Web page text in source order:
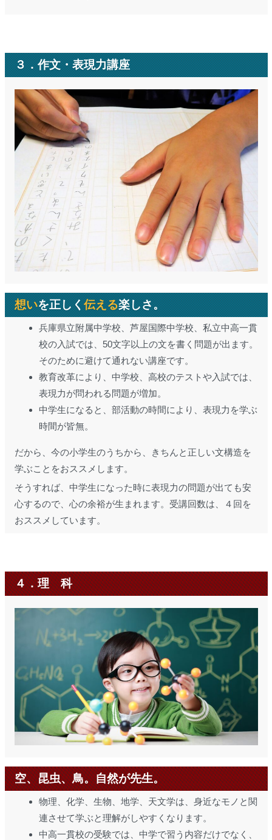
３．作文・表現力講座
想いを正しく伝える楽しさ。
兵庫県立附属中学校、芦屋国際中学校、私立中高一貫
校の入試では、50文字以上の文を書く問題が出ます。
そのために避けて通れない講座です。
教育改革により、中学校、高校のテストや入試では、
表現力が問われる問題が増加。
中学生になると、部活動の時間により、表現力を学ぶ
時間が皆無。
だから、今の小学生のうちから、きちんと正しい文構造を
学ぶことをおススメします。
そうすれば、中学生になった時に表現力の問題が出ても安
心するので、心の余裕が生まれます。受講回数は、４回を
おススメしています。
４．理 科
空、昆虫、鳥。自然が先生。
物理、化学、生物、地学、天文学は、身近なモノと関
連させて学ぶと理解がしやすくなります。
中高一貫校の受験では、中学で習う内容だけでなく、